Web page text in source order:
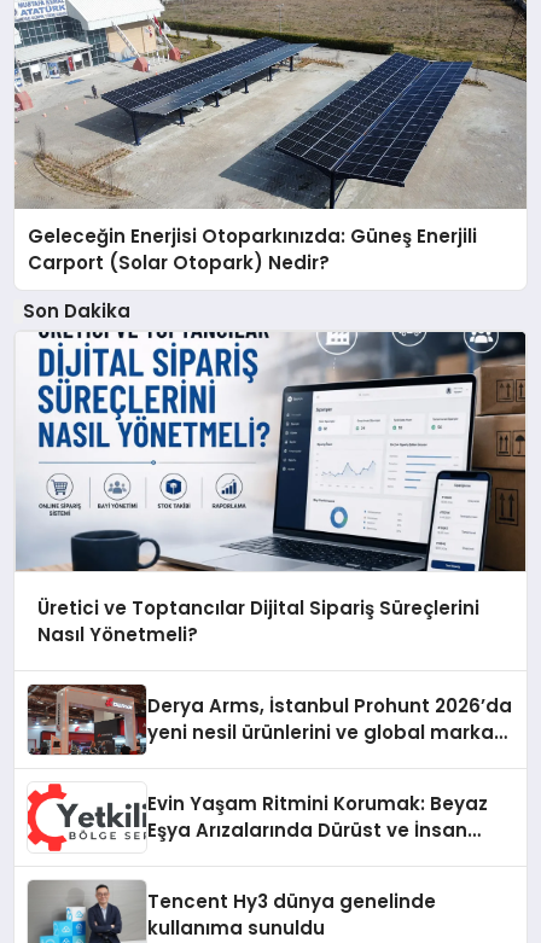
Geleceğin Enerjisi Otoparkınızda: Güneş Enerjili
Carport (Solar Otopark) Nedir?
Son Dakika
Üretici ve Toptancılar Dijital Sipariş Süreçlerini
Nasıl Yönetmeli?
Derya Arms, İstanbul Prohunt 2026’da
yeni nesil ürünlerini ve global marka
Evin Yaşam Ritmini Korumak: Beyaz
Eşya Arızalarında Dürüst ve İnsan
Tencent Hy3 dünya genelinde
kullanıma sunuldu